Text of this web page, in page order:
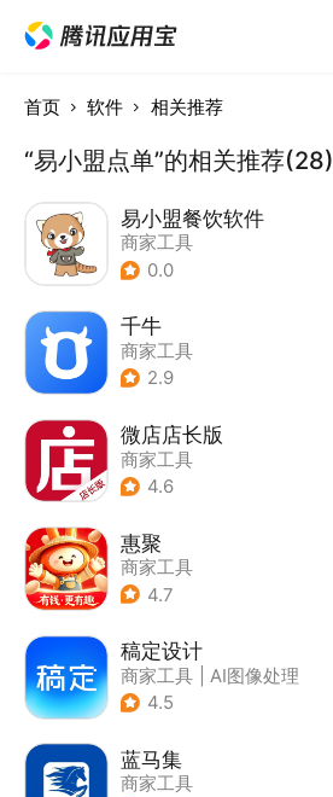
首页 软件 相关推荐
“易小盟点单”的相关推荐(28)
易小盟餐饮软件
商家工具
0.0
千牛
商家工具
2.9
微店店长版
商家工具
4.6
惠聚
商家工具
4.7
稿定设计
商家工具
AI图像处理
4.5
蓝马集
商家工具